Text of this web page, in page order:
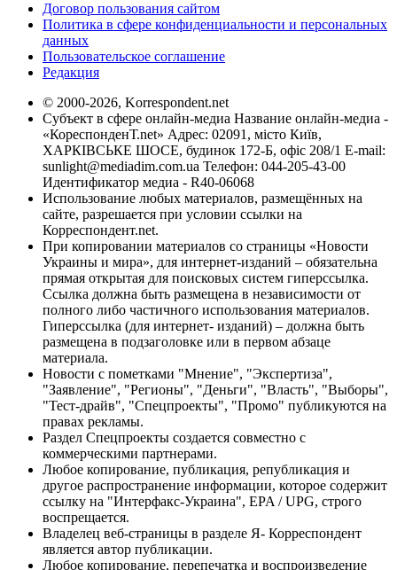
Договор пользования сайтом
Политика в сфере конфиденциальности и персональных
данных
Пользовательское соглашение
Редакция
© 2000-2026, Korrespondent.net
Субъект в сфере онлайн-медиа Название онлайн-медиа -
«КореспонденТ.net» Адрес: 02091, місто Київ,
ХАРКІВСЬКЕ ШОСЕ, будинок 172-Б, офіс 208/1 E-mail:
sunlight@mediadim.com.ua Телефон: 044-205-43-00
Идентификатор медиа - R40-06068
Использование любых материалов, размещённых на
сайте, разрешается при условии ссылки на
Корреспондент.net.
При копировании материалов со страницы «Новости
Украины и мира», для интернет-изданий – обязательна
прямая открытая для поисковых систем гиперссылка.
Ссылка должна быть размещена в независимости от
полного либо частичного использования материалов.
Гиперссылка (для интернет- изданий) – должна быть
размещена в подзаголовке или в первом абзаце
материала.
Новости с пометками "Мнение", "Экспертиза",
"Заявление", "Регионы", "Деньги", "Власть", "Выборы",
"Тест-драйв", "Спецпроекты", "Промо" публикуются на
правах рекламы.
Раздел Спецпроекты создается совместно с
коммерческими партнерами.
Любое копирование, публикация, републикация и
другое распространение информации, которое содержит
ссылку на "Интерфакс-Украина", EPA / UPG, строго
воспрещается.
Владелец веб-страницы в разделе Я- Корреспондент
является автор публикации.
Любое копирование, перепечатка и воспроизведение